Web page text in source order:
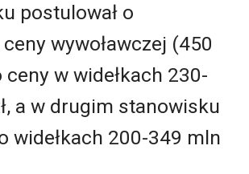
postulował o
wywoławczej (450
ceny w widełkach 230-
a w drugim stanowisku
widełkach 200-349 mln